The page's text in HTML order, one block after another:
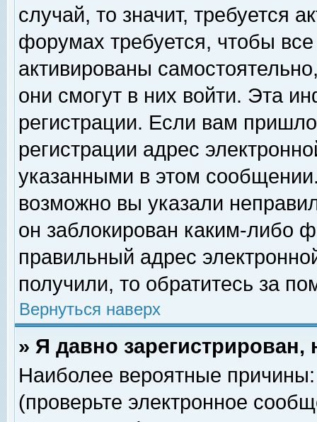
случай, то значит, требуется
форумах требуется, чтобы
активированы
они смогут в них войти. Эта
регистрации. Если вам
регистрации адрес
указанными в этом
возможно вы указали
он заблокирован каким-либо
правильный адрес
получили, то обратитесь за
Вернуться наверх
» Я давно
Наиболее вероятные
(проверьте электронное